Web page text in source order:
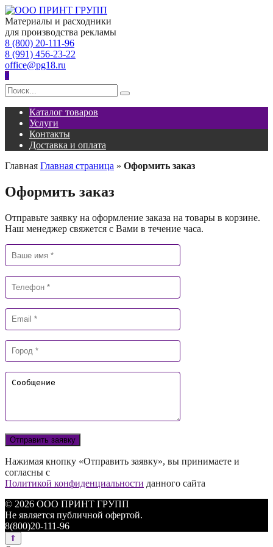
Перейти
к
содержанию
Материалы и расходники
для производства рекламы
8 (800) 20-111-96
8 (991) 456-23-22
office@pg18.ru
0
Search
for:
Каталог товаров
Услуги
Контакты
Доставка и оплата
Главная Главная страница » Оформить заказ
Оформить заказ
Отправьте заявку на оформление заказа на товары в корзине.
Наш менеджер свяжется с Вами в течение часа.
Нажимая кнопку «Отправить заявку», вы принимаете и
согласны с
Политикой конфиденциальности данного сайта
© 2026 ООО ПРИНТ ГРУПП
Не является публичной офертой.
8(800)20-111-96